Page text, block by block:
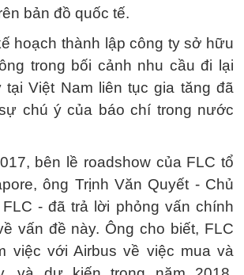
bản đồ quốc tế.
hoạch thành lập công ty sở hữu
trong bối cảnh nhu cầu đi lại
tại Việt Nam liên tục gia tăng đã
chú ý của báo chí trong nước
bên lề roadshow của FLC tổ
ông Trịnh Văn Quyết - Chủ
- đã trả lời phỏng vấn chính
vấn đề này. Ông cho biết, FLC
việc với Airbus về việc mua và